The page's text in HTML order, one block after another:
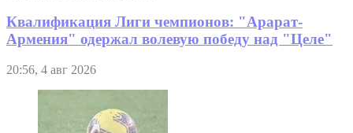
Квалификация Лиги чемпионов: "Арарат-
Армения" одержал волевую победу над "Целе"
20:56, 4 авг 2026